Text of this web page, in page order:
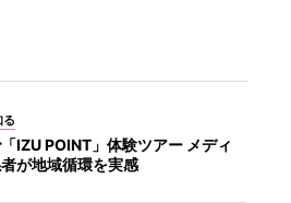
る
IZU POINT」体験ツアー メディ
が地域循環を実感